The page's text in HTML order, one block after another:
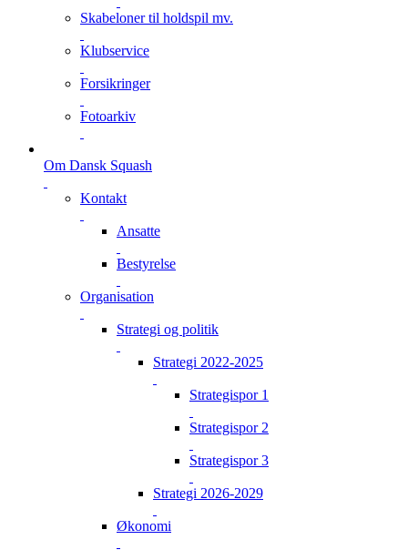
Skabeloner til holdspil mv.
Klubservice
Forsikringer
Fotoarkiv
Om Dansk Squash
Kontakt
Ansatte
Bestyrelse
Organisation
Strategi og politik
Strategi 2022-2025
Strategispor 1
Strategispor 2
Strategispor 3
Strategi 2026-2029
Økonomi